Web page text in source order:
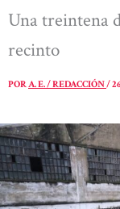
Una treintena
recinto
PORA. E. / REDACCIÓN/